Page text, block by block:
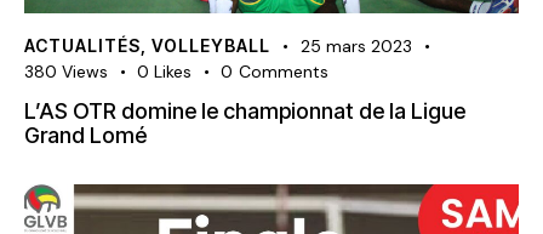
ACTUALITÉS VOLLEYBALL
25 mars 2023
380 Views 0 Likes 0 Comments
L’AS OTR domine le championnat de la Ligue
Grand Lomé